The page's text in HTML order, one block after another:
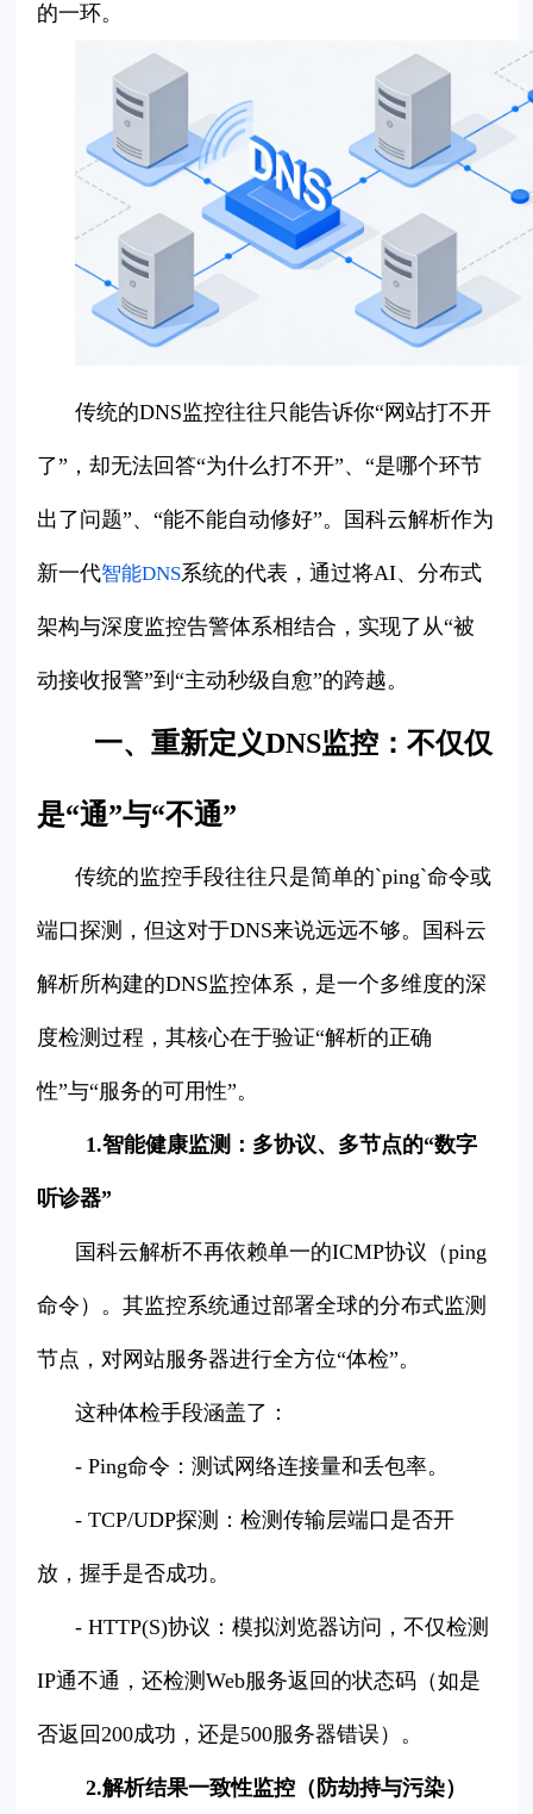
的一环。
传统的DNS监控往往只能告诉你“网站打不开
了”，却无法回答“为什么打不开”、“是哪个环节
出了问题”、“能不能自动修好”。国科云解析作为
新一代智能DNS系统的代表，通过将AI、分布式
架构与深度监控告警体系相结合，实现了从“被
动接收报警”到“主动秒级自愈”的跨越。
一、重新定义DNS监控：不仅仅
是“通”与“不通”
传统的监控手段往往只是简单的`ping`命令或
端口探测，但这对于DNS来说远远不够。国科云
解析所构建的DNS监控体系，是一个多维度的深
度检测过程，其核心在于验证“解析的正确
性”与“服务的可用性”。
1.智能健康监测：多协议、多节点的“数字
听诊器”
国科云解析不再依赖单一的ICMP协议（ping
命令）。其监控系统通过部署全球的分布式监测
节点，对网站服务器进行全方位“体检”。
这种体检手段涵盖了：
- Ping命令：测试网络连接量和丢包率。
- TCP/UDP探测：检测传输层端口是否开
放，握手是否成功。
- HTTP(S)协议：模拟浏览器访问，不仅检测
IP通不通，还检测Web服务返回的状态码（如是
否返回200成功，还是500服务器错误）。
2.解析结果一致性监控（防劫持与污染）